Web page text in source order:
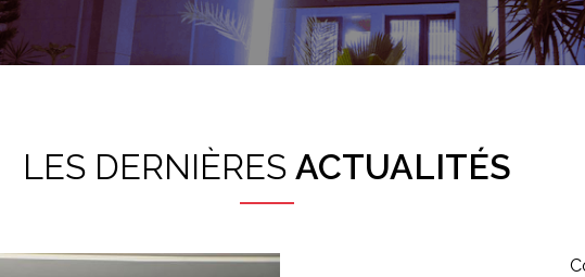
LES DERNIÈRES ACTUALITÉS